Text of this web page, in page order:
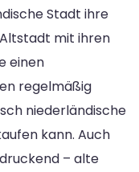
Stadt ihre
mit ihren
einen
regelmäßig
niederländische
kann. Auch
– alte